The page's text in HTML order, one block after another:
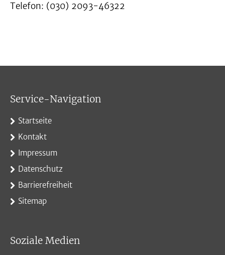
Telefon: (030) 2093-46322
Service-Navigation
Startseite
Kontakt
Impressum
Datenschutz
Barrierefreiheit
Sitemap
Soziale Medien